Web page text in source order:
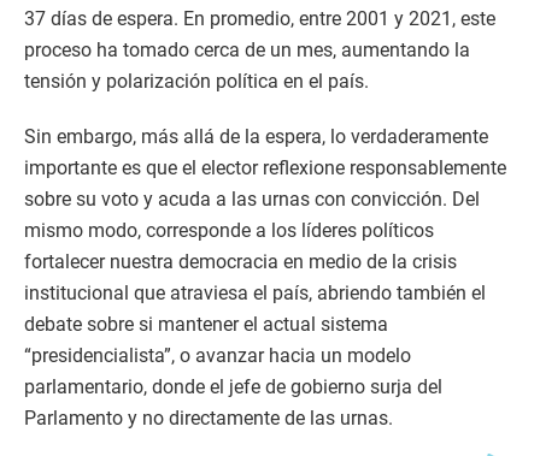
37 días de espera. En promedio, entre 2001 y 2021, este
proceso ha tomado cerca de un mes, aumentando la
tensión y polarización política en el país.
Sin embargo, más allá de la espera, lo verdaderamente
importante es que el elector reflexione responsablemente
sobre su voto y acuda a las urnas con convicción. Del
mismo modo, corresponde a los líderes políticos
fortalecer nuestra democracia en medio de la crisis
institucional que atraviesa el país, abriendo también el
debate sobre si mantener el actual sistema
“presidencialista”, o avanzar hacia un modelo
parlamentario, donde el jefe de gobierno surja del
Parlamento y no directamente de las urnas.